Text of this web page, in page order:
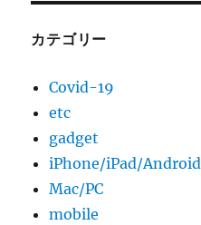
カテゴリー
Covid-19
etc
gadget
iPhone/iPad/Android
Mac/PC
mobile